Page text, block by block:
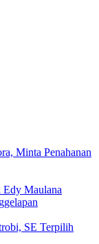
Minta Penahanan
Maulana
SE Terpilih